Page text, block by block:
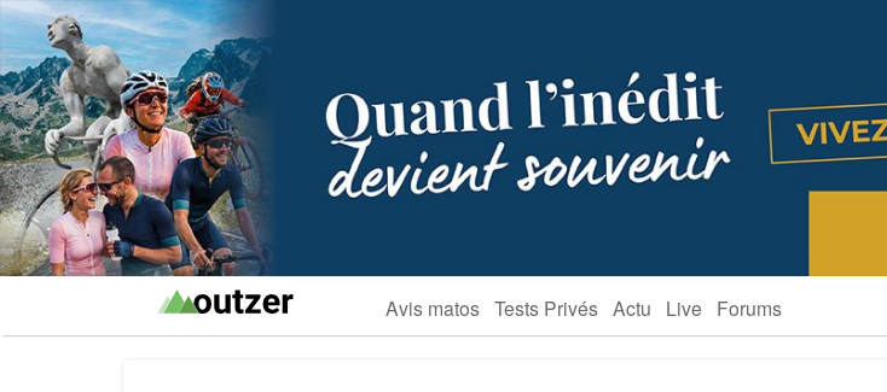
Avis matos Tests Privés Actu Live Forums